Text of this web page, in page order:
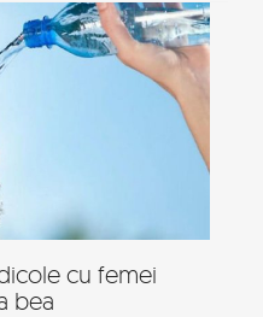
cu femei
bea